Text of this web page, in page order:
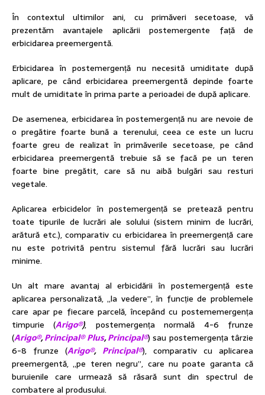
În contextul ultimilor ani, cu primăveri secetoase, vă
prezentăm avantajele aplicării postemergente față de
erbicidarea preemergentă.
Erbicidarea în postemergență nu necesită umiditate după
aplicare, pe când erbicidarea preemergentă depinde foarte
mult de umiditate în prima parte a perioadei de după aplicare.
De asemenea, erbicidarea în postemergență nu are nevoie de
o pregătire foarte bună a terenului, ceea ce este un lucru
foarte greu de realizat în primăverile secetoase, pe când
erbicidarea preemergentă trebuie să se facă pe un teren
foarte bine pregătit, care să nu aibă bulgări sau resturi
vegetale.
Aplicarea erbicidelor în postemergență se pretează pentru
toate tipurile de lucrări ale solului (sistem minim de lucrări,
arătură etc.), comparativ cu erbicidarea în preemergență care
nu este potrivită pentru sistemul fără lucrări sau lucrări
minime.
Un alt mare avantaj al erbicidării în postemergență este
aplicarea personalizată, „la vedere”, în funcție de problemele
care apar pe fiecare parcelă, începând cu postememergența
timpurie (Arigo®), postemergența normală 4-6 frunze
(Arigo®,Principal® Plus,Principal®) sau postemergența târzie
6-8 frunze (Arigo®, Principal®), comparativ cu aplicarea
preemergentă, „pe teren negru”, care nu poate garanta că
buruienile care urmează să răsară sunt din spectrul de
combatere al produsului.